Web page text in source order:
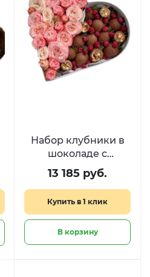
Набор клубники в
шоколаде с
малиной и
пионовидными
розами «Десерт для
королевы​»
13 185 руб.
Купить в 1 клик
В корзину